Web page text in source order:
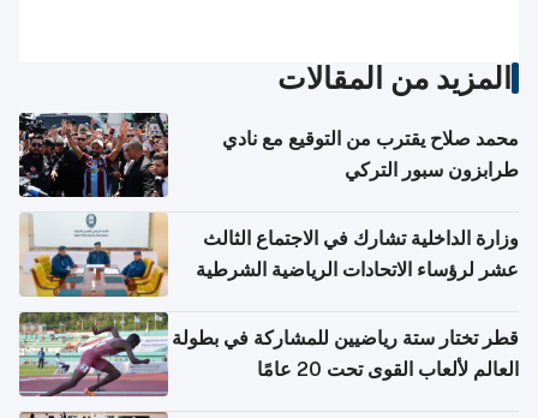
المزيد من المقالات
محمد صلاح يقترب من التوقيع مع نادي
طرابزون سبور التركي
وزارة الداخلية تشارك في الاجتماع الثالث
عشر لرؤساء الاتحادات الرياضية الشرطية
قطر تختار ستة رياضيين للمشاركة في بطولة
العالم لألعاب القوى تحت 20 عامًا